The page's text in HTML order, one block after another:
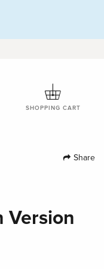
SHOPPING CART
Share
Version